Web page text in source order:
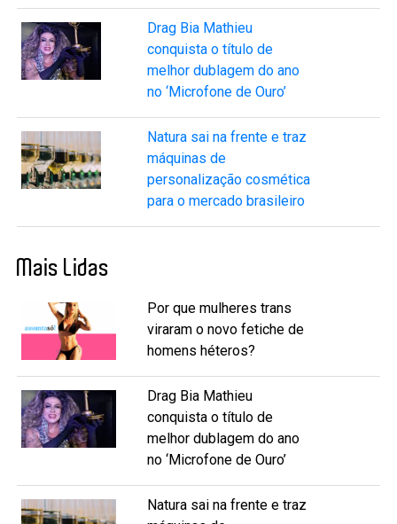
Drag Bia Mathieu
conquista o título de
melhor dublagem do ano
no ‘Microfone de Ouro’
Natura sai na frente e traz
máquinas de
personalização cosmética
para o mercado brasileiro
Mais Lidas
Por que mulheres trans
viraram o novo fetiche de
homens héteros?
Drag Bia Mathieu
conquista o título de
melhor dublagem do ano
no ‘Microfone de Ouro’
Natura sai na frente e traz